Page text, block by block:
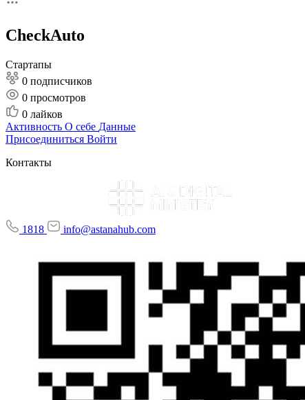
CheckAuto
Стартапы
0 подписчиков
0 просмотров
0 лайков
Активность О себе Данные
Присоединиться Войти
Контакты
1818 info@astanahub.com